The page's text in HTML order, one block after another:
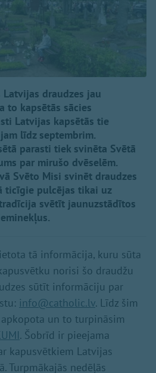
draudzes jau
to kapsētās sācies
Latvijas kapsētās tie
līdz septembrim.
parasti tiek svinēta Svētā
par mirušo dvēselēm.
Svēto Misi svinēt draudzes
ticīgie pulcējas tikai uz
svētīt jaunuzstādītos
tā informācija, kuru sūta
norisi šo draudžu
sūtīt informāciju par
info@catholic.lv. Līdz šim
un to turpināsim
. Šobrīd ir pieejama
kapusvētkiem Latvijas
Turpmākajās nedēļās